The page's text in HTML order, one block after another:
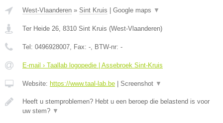
West-Vlaanderen » Sint Kruis | Google maps ▼
Ter Heide 26 8310 Sint Kruis (West-Vlaanderen)
Tel: 0496928007 , Fax: - , BTW-nr: -
E-mail › Taallab logopedie | Assebroek Sint-Kruis
Website: https://www.taal-lab.be | Screenshot ▼
Heeft u stemproblemen? Hebt u een beroep die belastend is voor
uw stem? ▼